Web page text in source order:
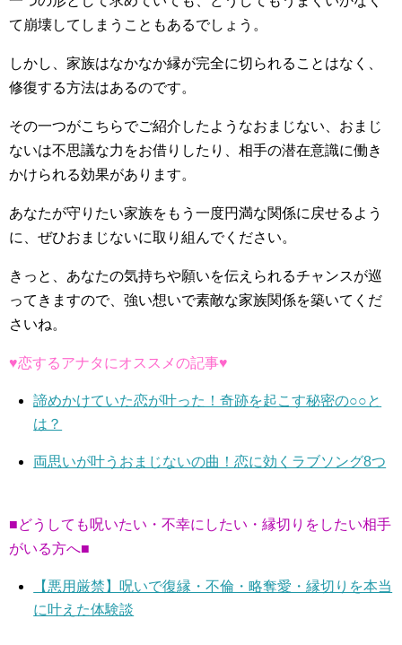
て崩壊してしまうこともあるでしょう。
しかし、家族はなかなか縁が完全に切られることはなく、
修復する方法はあるのです。
その一つがこちらでご紹介したようなおまじない、おまじ
ないは不思議な力をお借りしたり、相手の潜在意識に働き
かけられる効果があります。
あなたが守りたい家族をもう一度円満な関係に戻せるよう
に、ぜひおまじないに取り組んでください。
きっと、あなたの気持ちや願いを伝えられるチャンスが巡
ってきますので、強い想いで素敵な家族関係を築いてくだ
さいね。
♥恋するアナタにオススメの記事♥
諦めかけていた恋が叶った！奇跡を起こす秘密の○○と
は？
両思いが叶うおまじないの曲！恋に効くラブソング8つ
■どうしても呪いたい・不幸にしたい・縁切りをしたい相手
がいる方へ■
【悪用厳禁】呪いで復縁・不倫・略奪愛・縁切りを本当
に叶えた体験談